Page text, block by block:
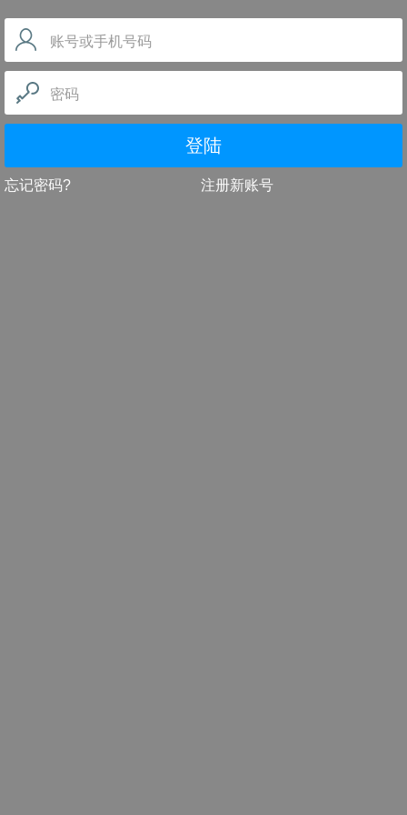
账号或手机号码
密码
登陆
忘记密码? 注册新账号